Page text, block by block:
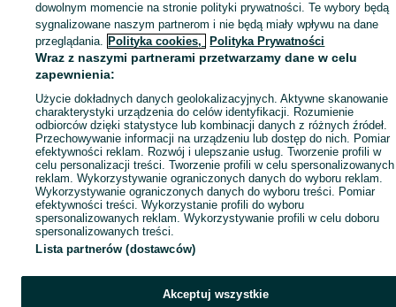
dowolnym momencie na stronie polityki prywatności. Te wybory będą
sygnalizowane naszym partnerom i nie będą miały wpływu na dane
przeglądania. Polityka cookies, Polityka Prywatności
Wraz z naszymi partnerami przetwarzamy dane w celu
zapewnienia:
Użycie dokładnych danych geolokalizacyjnych. Aktywne skanowanie
charakterystyki urządzenia do celów identyfikacji. Rozumienie
odbiorców dzięki statystyce lub kombinacji danych z różnych źródeł.
Przechowywanie informacji na urządzeniu lub dostęp do nich. Pomiar
efektywności reklam. Rozwój i ulepszanie usług. Tworzenie profili w
celu personalizacji treści. Tworzenie profili w celu spersonalizowanych
reklam. Wykorzystywanie ograniczonych danych do wyboru reklam.
Wykorzystywanie ograniczonych danych do wyboru treści. Pomiar
efektywności treści. Wykorzystanie profili do wyboru
spersonalizowanych reklam. Wykorzystywanie profili w celu doboru
spersonalizowanych treści.
Lista partnerów (dostawców)
Akceptuj wszystkie